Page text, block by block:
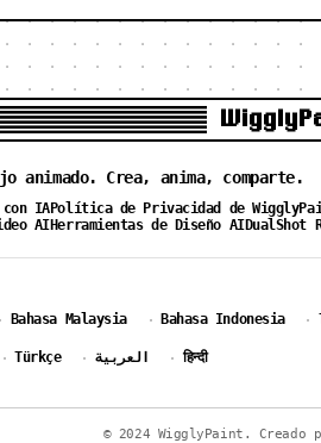
animado. Crea, anima, comparte.
IAPolítica de Privacidad de
AIHerramientas de Diseño AIDualShot
· Bahasa Malaysia · Bahasa Indonesia ·
· Türkçe · العربية · हिन्दी
© 2024 WigglyPaint.